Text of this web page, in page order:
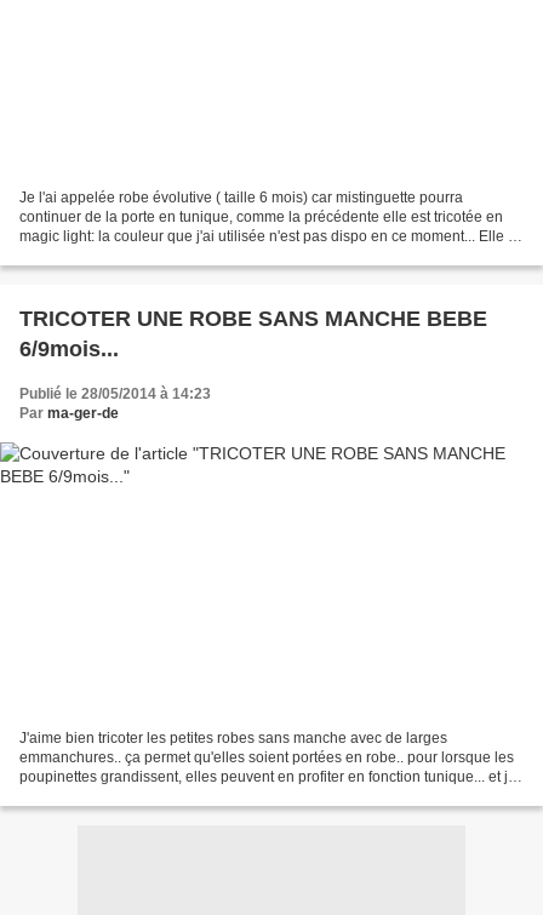
Je l'ai appelée robe évolutive ( taille 6 mois) car mistinguette pourra
continuer de la porte en tunique, comme la précédente elle est tricotée en
magic light: la couleur que j'ai utilisée n'est pas dispo en ce moment... Elle se
TRICOTER UNE ROBE SANS MANCHE BEBE
6/9mois...
Publié le 28/05/2014 à 14:23
Par ma-ger-de
J'aime bien tricoter les petites robes sans manche avec de larges
emmanchures.. ça permet qu'elles soient portées en robe.. pour lorsque les
poupinettes grandissent, elles peuvent en profiter en fonction tunique... et je